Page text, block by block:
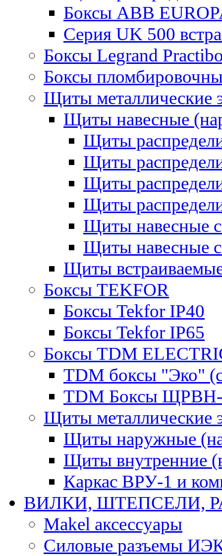
Боксы ABB
Серия UK 500
Боксы Legrand
Боксы
Щиты металлические
Щиты навесные
Щиты
Щиты
Щиты
Щиты
Щиты навесные
Щиты навесные
Щиты
Боксы TEKFOR
Боксы Tekfor IP40
Боксы Tekfor IP65
Боксы TDM
TDM боксы "Эко"
TDM Боксы
Щиты металлические
Щиты наружные
Щиты внутренние
Каркас ВРУ-1 и
ВИЛКИ, ШТЕПСЕЛИ,
Makel аксессуары
Силовые разъемы